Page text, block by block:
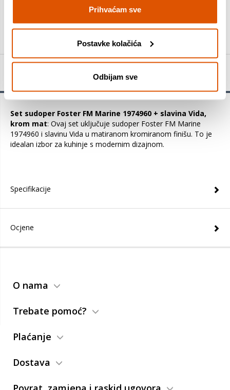
Prihvaćam sve
Postavke kolačića
Odbijam sve
KUPITE ODMAH
Usporedite proizvod
Set sudoper Foster FM Marine 1974960 + slavina Vida,
krom mat: Ovaj set uključuje sudoper Foster FM Marine
1974960 i slavinu Vida u matiranom kromiranom finišu. To je
idealan izbor za kuhinje s modernim dizajnom.
Specifikacije
Ocjene
O nama
Trebate pomoć?
Plaćanje
Dostava